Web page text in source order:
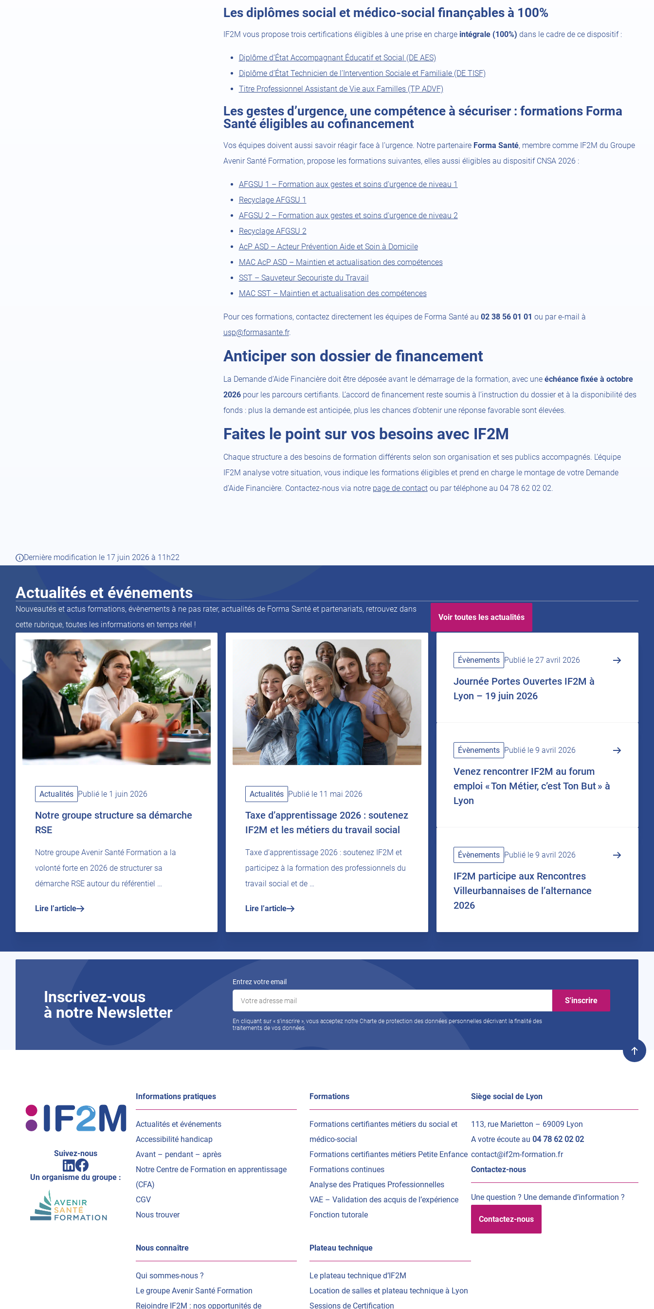
Les diplômes social et médico-social finançables à 100%
IF2M vous propose trois certifications éligibles à une prise en charge intégrale (100%) dans le cadre de ce dispositif :
Diplôme d’État Accompagnant Éducatif et Social (DE AES)(open
a
new
Diplôme d’État Technicien de l’Intervention Sociale et Familiale (DE TISF)(open
new
Titre Professionnel Assistant de Vie aux Familles (TP ADVF)(open
Les gestes d’urgence, une compétence à sécuriser : formations Forma
Santé éligibles au cofinancement
Vos équipes doivent aussi savoir réagir face à l’urgence. Notre partenaire Forma Santé, membre comme IF2M du Groupe
Avenir Santé Formation, propose les formations suivantes, elles aussi éligibles au dispositif CNSA 2026 :
AFGSU 1 – Formation aux gestes et soins d’urgence de niveau 1
new
Recyclage AFGSU 1
a
new
tab)
AFGSU 2 – Formation aux gestes et soins d’urgence de niveau 2(open
Recyclage AFGSU 2(open
a
new
tab)
AcP ASD – Acteur Prévention Aide et Soin à Domicile(open
a
tab)
MAC AcP ASD – Maintien et actualisation des compétences(open
SST – Sauveteur Secouriste du Travail(open
a
MAC SST – Maintien et actualisation des compétences(open
Pour ces formations, contactez directement les équipes de Forma Santé au 02 38 56 01 01 ou par e-mail à
usp@formasante.fr.
Anticiper son dossier de financement
La Demande d’Aide Financière doit être déposée avant le démarrage de la formation, avec une échéance fixée à octobre
2026pour les parcours certifiants. L’accord de financement reste soumis à l’instruction du dossier et à la disponibilité des
fonds : plus la demande est anticipée, plus les chances d’obtenir une réponse favorable sont élevées.
Faites le point sur vos besoins avec IF2M
Chaque structure a des besoins de formation différents selon son organisation et ses publics accompagnés. L’équipe
IF2M analyse votre situation, vous indique les formations éligibles et prend en charge le montage de votre Demande
d’Aide Financière. Contactez-nous via notre page de contactou par téléphone au 04 78 62 02 02.
Dernière modification le 17 juin 2026 à 11h22
Actualités et événements
Nouveautés et actus formations, évènements à ne pas rater, actualités de Forma Santé et partenariats, retrouvez dans
cette rubrique, toutes les informations en temps réel !
Voir toutes les actualités
Actualités Publié le 1 juin 2026
Notre groupe structure sa démarche
RSE
Notre groupe Avenir Santé Formation a la
volonté forte en 2026 de structurer sa
démarche RSE autour du référentiel …
Lire l’article
Actualités Publié le 11 mai 2026
Taxe d’apprentissage 2026 : soutenez
IF2M et les métiers du travail social
Taxe d’apprentissage 2026 : soutenez IF2M et
participez à la formation des professionnels du
travail social et de …
Lire l’article
Évènements Publié le 27 avril 2026
Journée Portes Ouvertes IF2M à
Lyon – 19 juin 2026
Évènements Publié le 9 avril 2026
Venez rencontrer IF2M au forum
emploi « Ton Métier, c’est Ton But » à
Lyon
Évènements Publié le 9 avril 2026
IF2M participe aux Rencontres
Villeurbannaises de l’alternance
2026
Inscrivez-vous
à notre Newsletter
Entrez votre email
En cliquant sur « s’inscrire », vous acceptez notre Charte de protection des données personnelles décrivant la finalité des
traitements de vos données.
en
Suivez-nous
Linkedin
(ouvrir
vers
onglet)
Facebook
(ouvrir
vers
un
Un organisme du groupe :
Informations pratiques
Actualités et événements
Accessibilité handicap
Avant – pendant – après
Notre Centre de Formation en apprentissage
(CFA)
CGV
Nous trouver
Formations
Formations certifiantes métiers du social et
médico-social
Formations certifiantes métiers Petite Enfance
Formations continues
Analyse des Pratiques Professionnelles
VAE – Validation des acquis de l’expérience
Fonction tutorale
Nous connaître
Qui sommes-nous ?
Le groupe Avenir Santé Formation
Rejoindre IF2M : nos opportunités de
Plateau technique
Le plateau technique d’IF2M
Location de salles et plateau technique à Lyon
Sessions de Certification
Siège social de Lyon
113, rue Marietton – 69009 Lyon
A votre écoute au 04 78 62 02 02
contact@if2m-formation.fr
Contactez-nous
Une question ? Une demande d’information ?
Contactez-nous